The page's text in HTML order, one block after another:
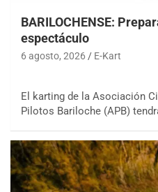
BARILOCHENSE:
espectáculo
6 agosto, 2026 E-Kart
El karting de la Asociación
Pilotos Bariloche (APB)